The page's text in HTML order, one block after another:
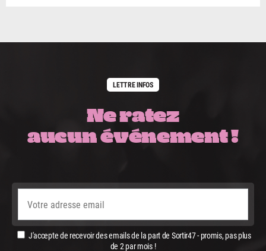
LETTRE INFOS
Ne ratez
aucun événement !
J'accepte de recevoir des emails de la part de Sortir47 - promis, pas plus
de 2 par mois !